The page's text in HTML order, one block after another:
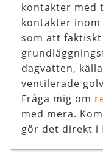
kontakter med
kontakter
som att
dagvatten,
ventilerade
Fråga mig om
med mera.
gör det direkt i